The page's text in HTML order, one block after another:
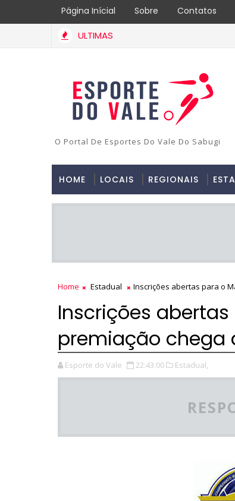
Página Inícial Sobre Contatos
ULTIMAS
O Portal De Esportes Do Vale Do Sabugi
HOME LOCAIS REGIONAIS
Home Estadual Inscrições abertas para o
Inscrições abertas
premiação chega
Esporte do Vale 22:43:00 Estadual,